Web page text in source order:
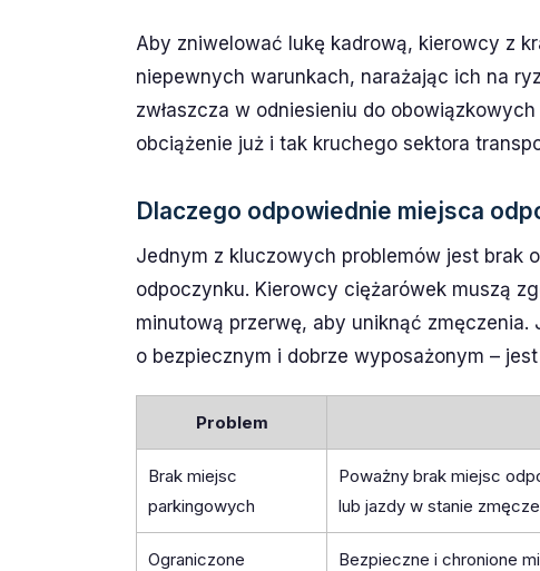
Aby zniwelować lukę kadrową, kierowcy z
niepewnych warunkach, narażając ich na
zwłaszcza w odniesieniu do
obciążenie już i tak kruchego sektora
Dlaczego odpowiednie miejsca
Jednym z kluczowych problemów jest brak
odpoczynku. Kierowcy ciężarówek muszą
minutową przerwę, aby uniknąć
o bezpiecznym i dobrze wyposażonym – jest
Problem
Brak miejsc
parkingowych
Poważny brak miejsc
lub jazdy w stanie
Ograniczone
Bezpieczne i chronione